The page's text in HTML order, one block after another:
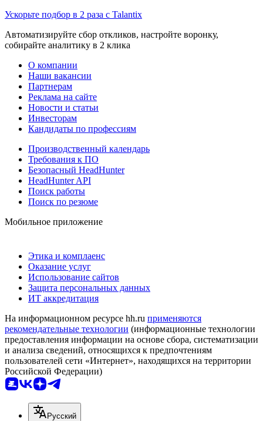
Ускорьте подбор в 2 раза с Talantix
Автоматизируйте сбор откликов, настройте воронку,
собирайте аналитику в 2 клика
О компании
Наши вакансии
Партнерам
Реклама на сайте
Новости и статьи
Инвесторам
Кандидаты по профессиям
Производственный календарь
Требования к ПО
Безопасный HeadHunter
HeadHunter API
Поиск работы
Поиск по резюме
Мобильное приложение
Этика и комплаенс
Оказание услуг
Использование сайтов
Защита персональных данных
ИТ аккредитация
На информационном ресурсе hh.ru применяются
рекомендательные технологии (информационные технологии
предоставления информации на основе сбора, систематизации
и анализа сведений, относящихся к предпочтениям
пользователей сети «Интернет», находящихся на территории
Российской Федерации)
Русский